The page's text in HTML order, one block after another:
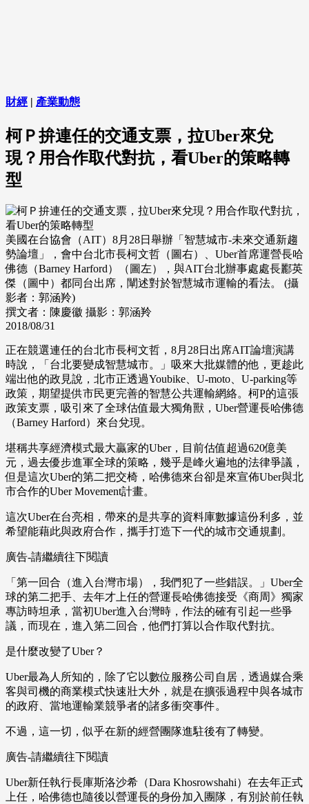
財經 | 產業動態
柯Ｐ拚連任的交通支票，拉Uber來兌
現？用合作取代對抗，看Uber的策略轉
型
美國在台協會（AIT）8月28日舉辦「智慧城市-未來交通新趨
勢論壇」，會中台北市長柯文哲（圖右）、Uber首席運營長哈
佛德（Barney Harford）（圖左），與AIT台北辦事處處長酈英
傑（圖中）都同台出席，闡述對於智慧城市運輸的看法。 (攝
影者：郭涵羚)
撰文者：陳慶徽 攝影：郭涵羚
2018/08/31
正在競選連任的台北市長柯文哲，8月28日出席AIT論壇演講
時說，「台北要變成智慧城市。」吸來大批媒體的他，更趁此
端出他的政見說，北市正透過Youbike、U-moto、U-parking等
政策，期望提供市民更完善的智慧公共運輸網絡。柯P的這張
政策支票，吸引來了全球估值最大獨角獸，Uber營運長哈佛德
（Barney Harford）來台兌現。
堪稱共享經濟模式最大贏家的Uber，目前估值超過620億美
元，過去優步進軍全球的策略，幾乎是峰火遍地的法律爭議，
但是這次Uber的第二把交椅，哈佛德來台卻是來宣佈Uber與北
市合作的Uber Movement計畫。
這次Uber在台亮相，帶來的是共享的資料庫數據這份利多，並
希望能藉此與政府合作，攜手打造下一代的城市交通規劃。
廣告-請繼續往下閱讀
「第一回合（進入台灣市場），我們犯了一些錯誤。」Uber全
球的第二把手、去年才上任的營運長哈佛德接受《商周》獨家
專訪時坦承，當初Uber進入台灣時，作法的確有引起一些爭
議，而現在，進入第二回合，他們打算以合作取代對抗。
是什麼改變了Uber？
Uber最為人所知的，除了它以數位服務公司自居，透過媒合乘
客與司機的商業模式快速壯大外，就是在擴張過程中與各城市
的政府、當地運輸業競爭者的諸多衝突事件。
不過，這一切，似乎在新的經營團隊進駐後有了轉變。
廣告-請繼續往下閱讀
Uber新任執行長庫斯洛沙希（Dara Khosrowshahi）在去年正式
上任，哈佛德也隨後以營運長的身份加入團隊，有別於前任執